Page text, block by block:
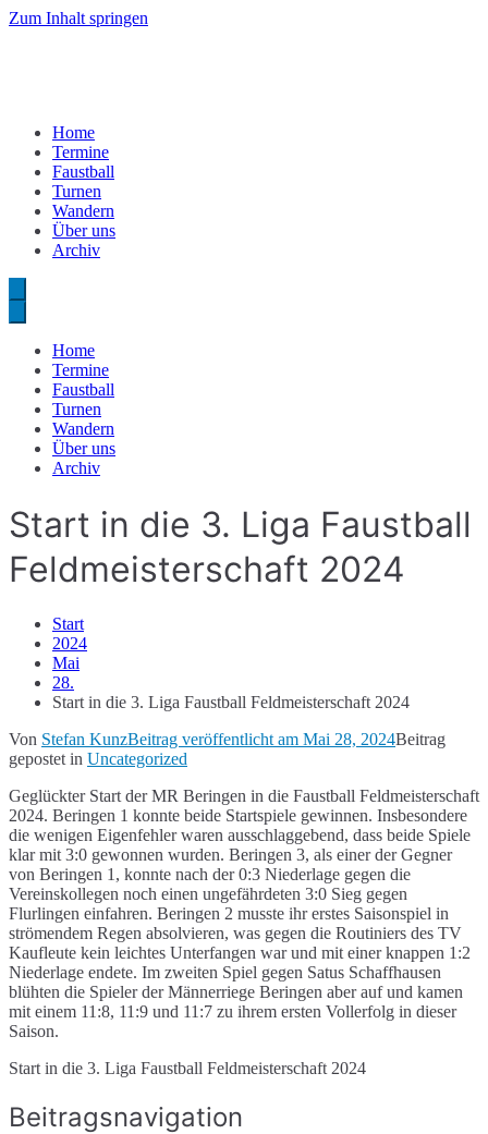
Zum Inhalt springen
Home
Termine
Faustball
Turnen
Wandern
Über uns
Archiv
Home
Termine
Faustball
Turnen
Wandern
Über uns
Archiv
Start in die 3. Liga Faustball
Feldmeisterschaft 2024
Start
2024
Mai
28.
Start in die 3. Liga Faustball Feldmeisterschaft 2024
Von Stefan KunzBeitrag veröffentlicht am Mai 28, 2024Beitrag
gepostet in Uncategorized
Geglückter Start der MR Beringen in die Faustball Feldmeisterschaft
2024. Beringen 1 konnte beide Startspiele gewinnen. Insbesondere
die wenigen Eigenfehler waren ausschlaggebend, dass beide Spiele
klar mit 3:0 gewonnen wurden. Beringen 3, als einer der Gegner
von Beringen 1, konnte nach der 0:3 Niederlage gegen die
Vereinskollegen noch einen ungefährdeten 3:0 Sieg gegen
Flurlingen einfahren. Beringen 2 musste ihr erstes Saisonspiel in
strömendem Regen absolvieren, was gegen die Routiniers des TV
Kaufleute kein leichtes Unterfangen war und mit einer knappen 1:2
Niederlage endete. Im zweiten Spiel gegen Satus Schaffhausen
blühten die Spieler der Männerriege Beringen aber auf und kamen
mit einem 11:8, 11:9 und 11:7 zu ihrem ersten Vollerfolg in dieser
Saison.
Start in die 3. Liga Faustball Feldmeisterschaft 2024
Beitragsnavigation